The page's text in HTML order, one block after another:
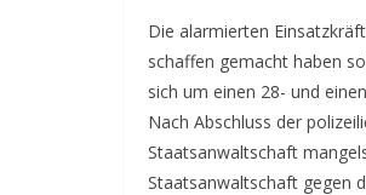
Die alarmierten
schaffen gemacht haben
sich um einen 28- und
Nach Abschluss der
Staatsanwaltschaft
Staatsanwaltschaft gegen